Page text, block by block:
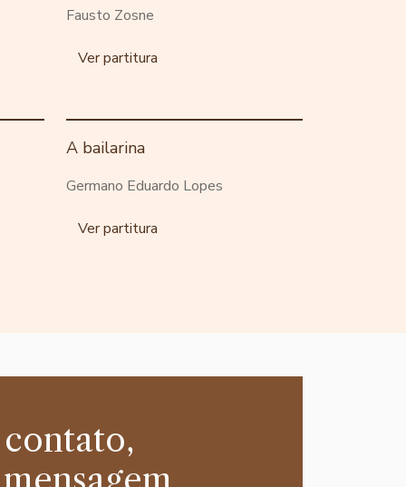
Fausto Zosne
Ver partitura
A bailarina
Germano Eduardo Lopes
Ver partitura